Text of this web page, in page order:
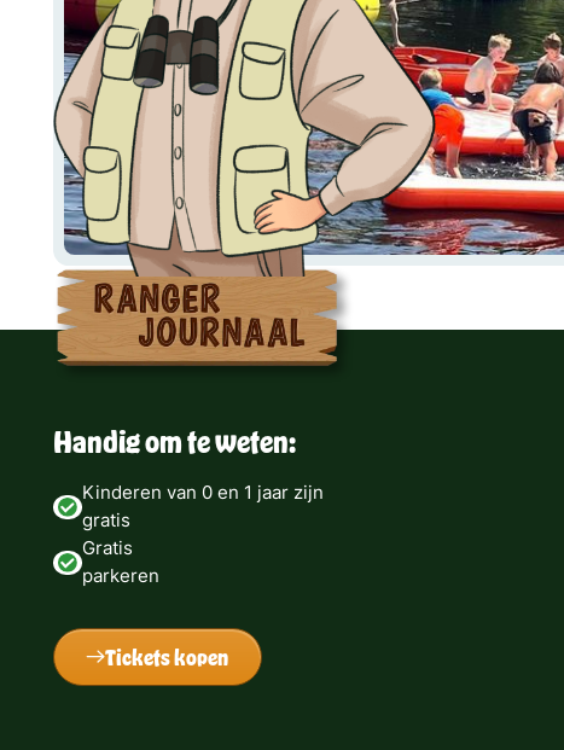
Handig om te weten:
Kinderen van 0 en 1 jaar zijn
gratis
Gratis
parkeren
Tickets kopen